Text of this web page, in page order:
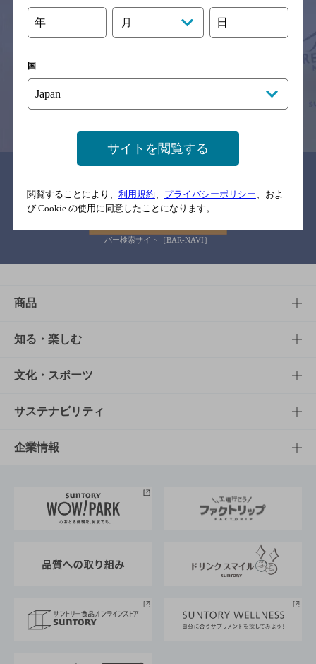
サイトマップ ご意見・ご感想 利用規約
念のためお店にご確認の上ご来店くださいますようお願い申し上げま
す。
バー検索サイト［BAR-NAVI］
商品
商品TOP
商品一覧
商品発売情報
栄養成分一覧
知る・楽しむ
知る・楽しむTOP
キャンペーン
工場見学
地域情報
文化・スポーツ
文化・スポーツTOP
サントリーホール
サントリーサンバーズ大阪
サステナビリティ
サステナビリティTOP
サントリーが考えるサステナビリティ経営
企業情報
企業概要
採用情報
年 月 日
国
サイトを閲覧する
閲覧することにより、 利用規約、 プライバシーポリシー、およ
び Cookie の使用に同意したことになります。